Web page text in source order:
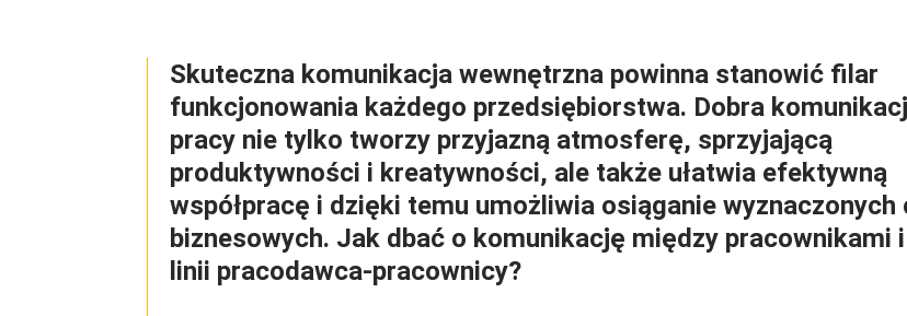
Skuteczna komunikacja wewnętrzna powinna stanowić filar
funkcjonowania każdego przedsiębiorstwa. Dobra
pracy nie tylko tworzy przyjazną atmosferę, sprzyjającą
produktywności i kreatywności, ale także ułatwia efektywną
współpracę i dzięki temu umożliwia osiąganie wyznaczonych
biznesowych. Jak dbać o komunikację między pracownikami
linii pracodawca-pracownicy?